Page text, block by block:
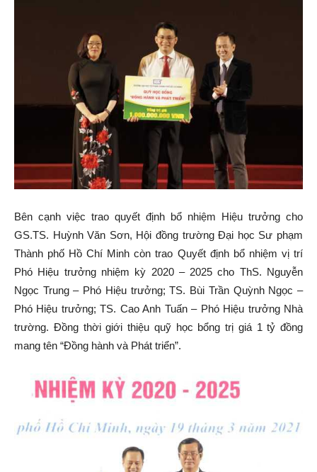
Bên cạnh việc trao quyết định bổ nhiệm Hiệu trưởng cho
GS.TS. Huỳnh Văn Sơn, Hội đồng trường Đại học Sư phạm
Thành phố Hồ Chí Minh còn trao Quyết định bổ nhiệm vị trí
Phó Hiệu trưởng nhiệm kỳ 2020 – 2025 cho ThS. Nguyễn
Ngọc Trung – Phó Hiệu trưởng; TS. Bùi Trần Quỳnh Ngọc –
Phó Hiệu trưởng; TS. Cao Anh Tuấn – Phó Hiệu trưởng Nhà
trường. Đồng thời giới thiệu quỹ học bổng trị giá 1 tỷ đồng
mang tên “Đồng hành và Phát triển”.